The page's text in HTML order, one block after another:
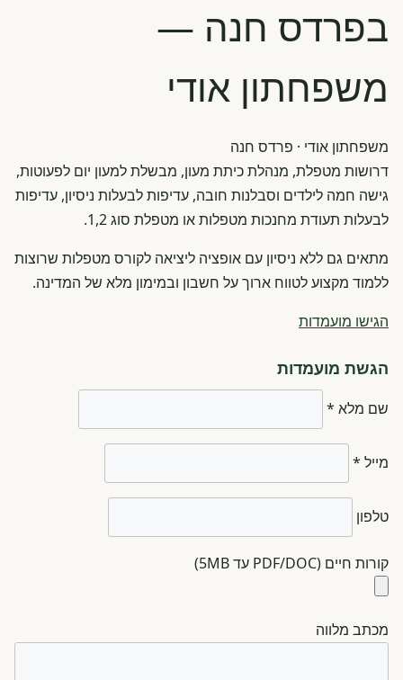
בפרדס חנה —
משפחתון אודי
משפחתון אודי · פרדס חנה
דרושות מטפלת, מנהלת כיתת מעון, מבשלת למעון יום לפעוטות,
גישה חמה לילדים וסבלנות חובה, עדיפות לבעלות ניסיון, עדיפות
לבעלות תעודת מחנכות מטפלות או מטפלת סוג 1,2.
מתאים גם ללא ניסיון עם אופציה ליציאה לקורס מטפלות שרוצות
ללמוד מקצוע לטווח ארוך על חשבון ובמימון מלא של המדינה.
הגישו מועמדות
הגשת מועמדות
שם מלא *
מייל *
טלפון
קורות חיים (PDF/DOC עד 5MB)
מכתב מלווה